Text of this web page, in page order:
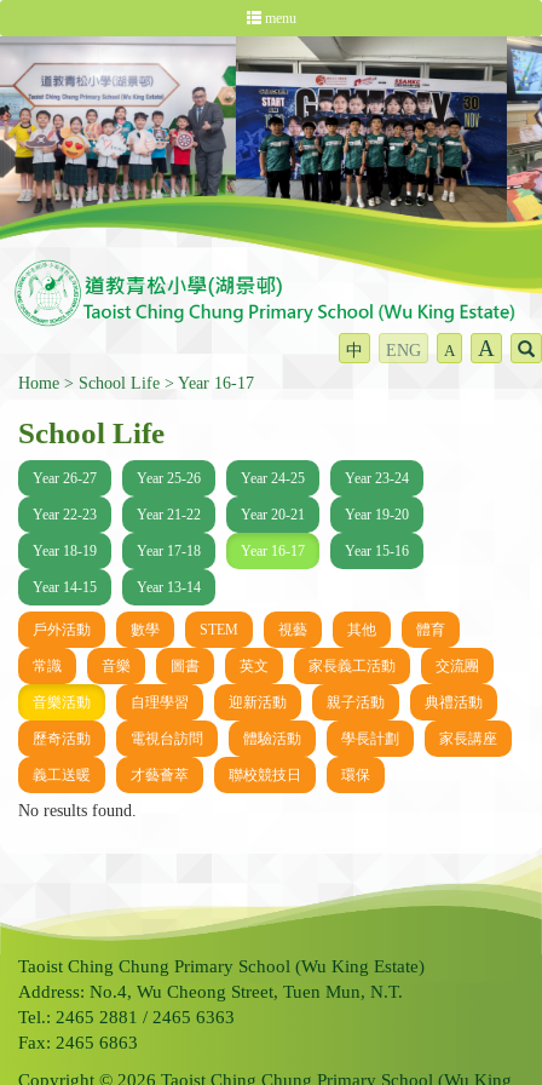
menu
中 ENG A A
Home School Life Year 16-17
School Life
Year 26-27 Year 25-26 Year 24-25 Year 23-24
Year 22-23 Year 21-22 Year 20-21 Year 19-20
Year 18-19 Year 17-18 Year 16-17 Year 15-16
Year 14-15 Year 13-14
戶外活動 數學 STEM 視藝 其他 體育
常識 音樂 圖書 英文 家長義工活動 交流團
音樂活動 自理學習 迎新活動 親子活動 典禮活動
歷奇活動 電視台訪問 體驗活動 學長計劃 家長講座
義工送暖 才藝薈萃 聯校競技日 環保
No results found.
Taoist Ching Chung Primary School (Wu King Estate)
Address: No.4, Wu Cheong Street, Tuen Mun, N.T.
Tel.: 2465 2881 / 2465 6363
Fax: 2465 6863
Copyright © 2026 Taoist Ching Chung Primary School (Wu King